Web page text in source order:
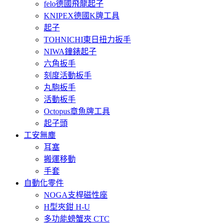
felo德國飛龍起子
KNIPEX德國K牌工具
起子
TOHNICHI東日扭力扳手
NIWA鐘錶起子
六角扳手
刻度活動板手
丸駒板手
活動板手
Octopus章魚牌工具
起子頭
工安無塵
耳塞
搬運移動
手套
自動化零件
NOGA支桿磁性座
H型夾鉗 H-U
多功能螃蟹夾 CTC